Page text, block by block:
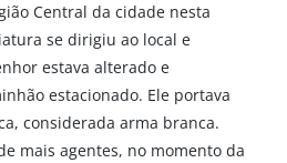
Central da cidade nesta
se dirigiu ao local e
estava alterado e
estacionado. Ele portava
considerada arma branca.
mais agentes, no momento da